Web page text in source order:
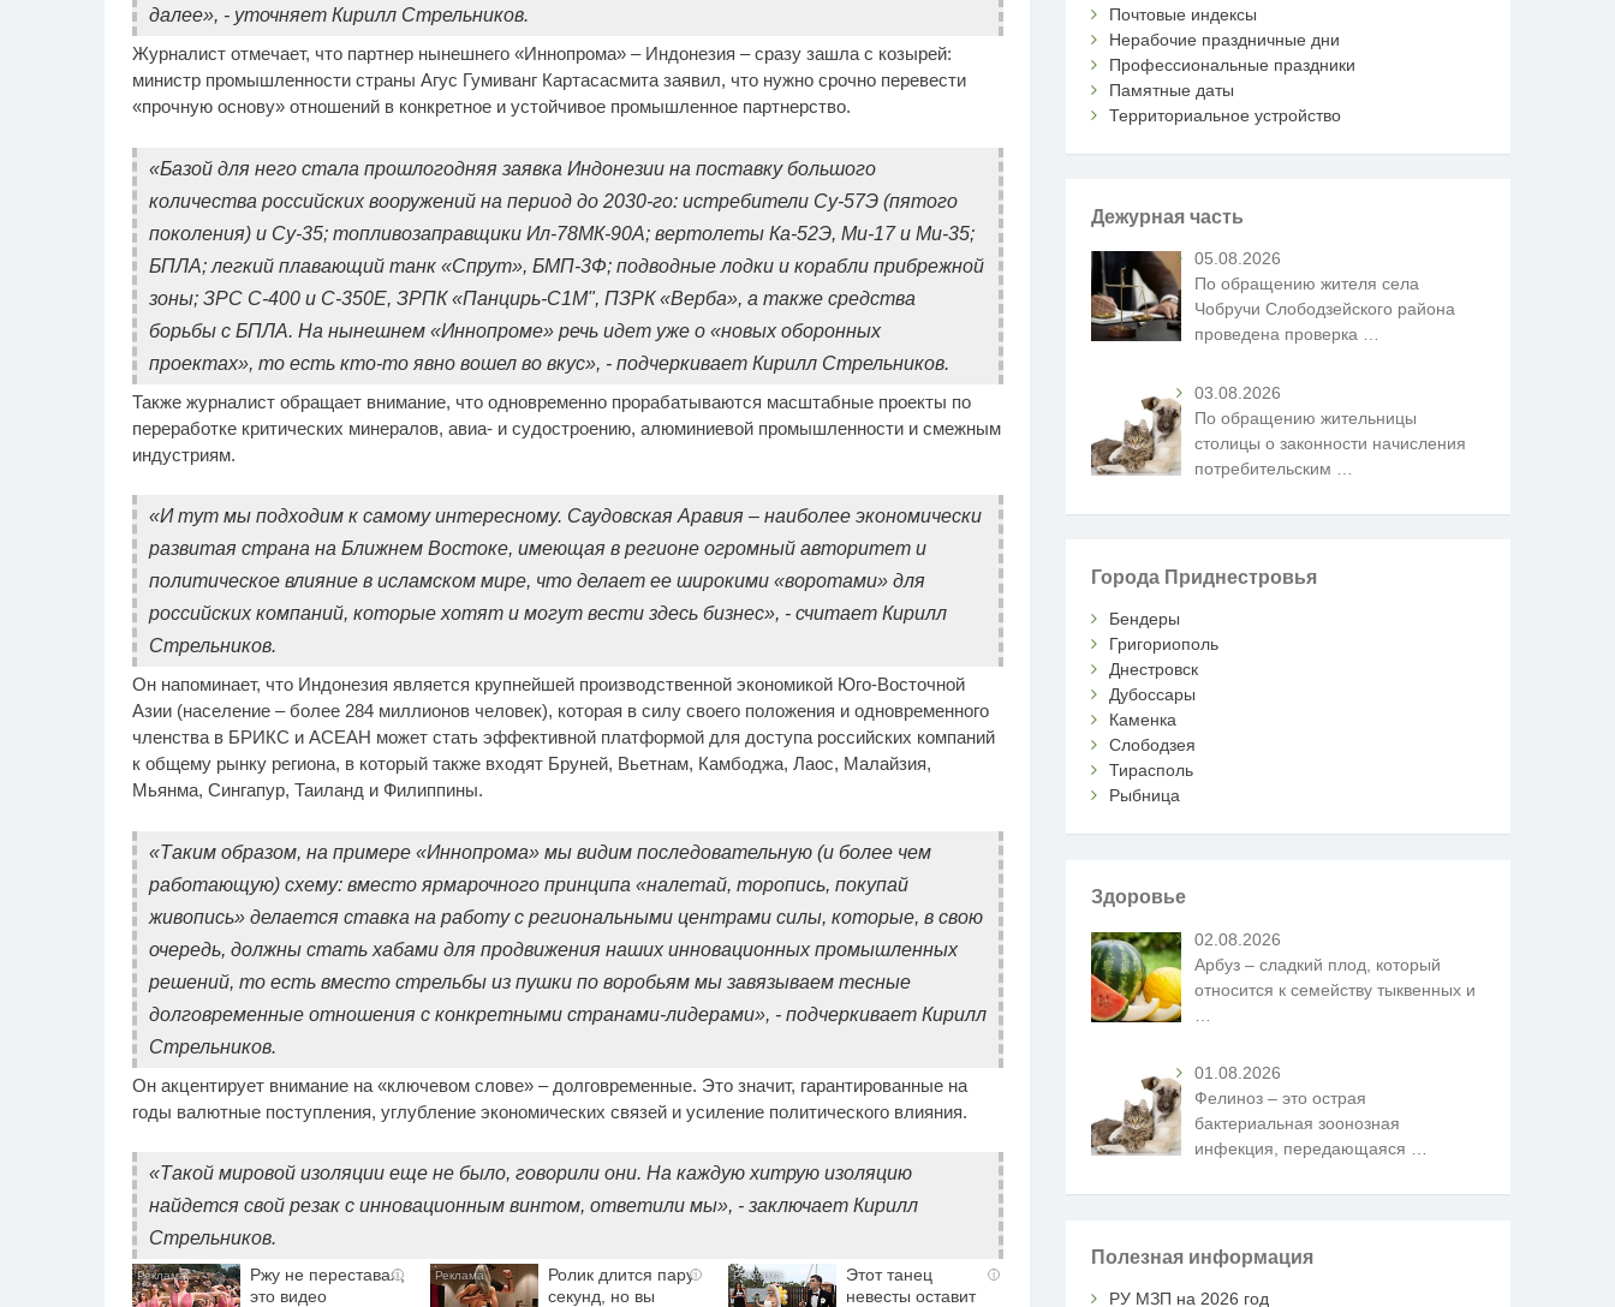
далее», - уточняет Кирилл Стрельников.
Журналист отмечает, что партнер нынешнего «Иннопрома» – Индонезия – сразу зашла с козырей:
министр промышленности страны Агус Гумиванг Картасасмита заявил, что нужно срочно перевести
«прочную основу» отношений в конкретное и устойчивое промышленное партнерство.
«Базой для него стала прошлогодняя заявка Индонезии на поставку большого
количества российских вооружений на период до 2030-го: истребители Су‑57Э (пятого
поколения) и Су‑35; топливозаправщики Ил‑78МК‑90А; вертолеты Ка‑52Э, Ми‑17 и Ми‑35;
БПЛА; легкий плавающий танк «Спрут», БМП‑3Ф; подводные лодки и корабли прибрежной
зоны; ЗРС С‑400 и С‑350Е, ЗРПК «Панцирь‑С1М", ПЗРК «Верба», а также средства
борьбы с БПЛА. На нынешнем «Иннопроме» речь идет уже о «новых оборонных
проектах», то есть кто-то явно вошел во вкус», - подчеркивает Кирилл Стрельников.
Также журналист обращает внимание, что одновременно прорабатываются масштабные проекты по
переработке критических минералов, авиа- и судостроению, алюминиевой промышленности и смежным
индустриям.
«И тут мы подходим к самому интересному. Саудовская Аравия – наиболее экономически
развитая страна на Ближнем Востоке, имеющая в регионе огромный авторитет и
политическое влияние в исламском мире, что делает ее широкими «воротами» для
российских компаний, которые хотят и могут вести здесь бизнес», - считает Кирилл
Стрельников.
Он напоминает, что Индонезия является крупнейшей производственной экономикой Юго‑Восточной
Азии (население – более 284 миллионов человек), которая в силу своего положения и одновременного
членства в БРИКС и АСЕАН может стать эффективной платформой для доступа российских компаний
к общему рынку региона, в который также входят Бруней, Вьетнам, Камбоджа, Лаос, Малайзия,
Мьянма, Сингапур, Таиланд и Филиппины.
«Таким образом, на примере «Иннопрома» мы видим последовательную (и более чем
работающую) схему: вместо ярмарочного принципа «налетай, торопись, покупай
живопись» делается ставка на работу с региональными центрами силы, которые, в свою
очередь, должны стать хабами для продвижения наших инновационных промышленных
решений, то есть вместо стрельбы из пушки по воробьям мы завязываем тесные
долговременные отношения с конкретными странами-лидерами», - подчеркивает Кирилл
Стрельников.
Он акцентирует внимание на «ключевом слове» – долговременные. Это значит, гарантированные на
годы валютные поступления, углубление экономических связей и усиление политического влияния.
«Такой мировой изоляции еще не было, говорили они. На каждую хитрую изоляцию
найдется свой резак с инновационным винтом, ответили мы», - заключает Кирилл
Стрельников.
i
Ржу не переставая,
это видео
i
Ролик длится пару
секунд, но вы
i
Этот танец
невесты оставит
Почтовые индексы
Нерабочие праздничные дни
Профессиональные праздники
Памятные даты
Территориальное устройство
Дежурная часть
05.08.2026
По обращению жителя села
Чобручи Слободзейского района
проведена проверка …
03.08.2026
По обращению жительницы
столицы о законности начисления
потребительским
Города Приднестровья
Бендеры
Григориополь
Днестровск
Дубоссары
Каменка
Слободзея
Тирасполь
Рыбница
Здоровье
02.08.2026
Арбуз – сладкий плод, который
относится к семейству тыквенных и
01.08.2026
Фелиноз – это острая
бактериальная зоонозная
инфекция, передающаяся
Полезная информация
РУ МЗП на 2026 год